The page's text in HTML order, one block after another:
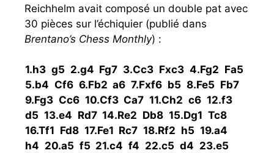
Reichhelm avait composé un double pat avec
30 pièces sur l’échiquier (publié dans
Brentano’s Chess Monthly) :
1.h3 g5 2.g4 Fg7 3.Cc3 Fxc3 4.Fg2 Fa5
5.b4 Cf6 6.Fb2 a6 7.Fxf6 b5 8.Fe5 Fb7
9.Fg3 Cc6 10.Cf3 Ca7 11.Ch2 c6 12.f3
d5 13.e4 Rd7 14.Re2 Db8 15.Dg1 Tc8
16.Tf1 Fd8 17.Fe1 Rc7 18.Rf2 h5 19.a4
h4 20.a5 f5 21.c4 f4 22.c5 d4 23.e5